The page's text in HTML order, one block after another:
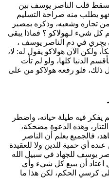
فسقط قلب الناصر يوسف بين
يطلب منه صراحة التسليم
تجاره وشعبه، وذكره بمصير
كل شيء لـهولاكو ؟ فماذا يبقى
يجري في دم الناصر يوسف ،
ولكن الآن هولاكو يقول له: لا،
الدنيا كلها، ولو لم تأت
ذلك، فلو رفعه هولاكو من على
يفكر فيه طيلة حياته، واضطر
وهذه الدعوة مضحكة،
فالجميع يعلم أن الناصر
أي حمية للدين ولا للعقيدة
يوسف للجهاد في سبيل الله
أن يبيع كل شيء وأي
كرسي الحكم، لكن هذا ما